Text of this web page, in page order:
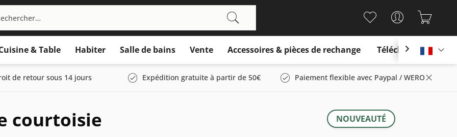
& Table Habiter Salle de bains Vente Accessoires & pièces de rechange Télécharger

de retour sous 14 jours Expédition gratuite à partir de 50€ Paiement flexible avec Paypal / WERO
courtoisie NOUVEAUTÉ